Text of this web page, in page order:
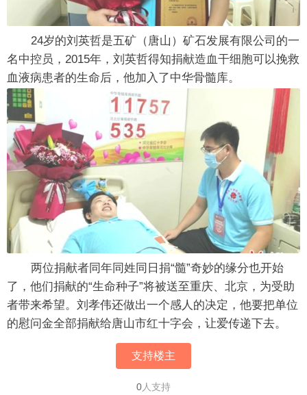
24岁的刘英哲是五矿（唐山）矿石发展有限公司的一
名中控员，2015年，刘英哲得知捐献造血干细胞可以挽救
血液病患者的生命后，他加入了中华骨髓库。
两位捐献者同年同姓同日捐“髓”奇妙的缘分也开始
了，他们捐献的“生命种子”将被送至重庆、北京，为受助
者带来希望。刘孝伟还做出一个感人的决定，他要把单位
的慰问金全部捐献给唐山市红十字会，让爱传递下去。
支持楼主
0人支持